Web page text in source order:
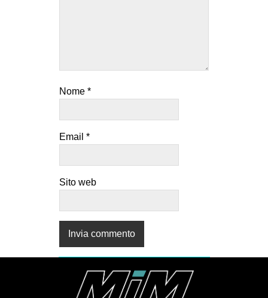
MUSICA
RECENSIONI
INTERNAZIONALE
AFRICA
ESTREMO ORIENTE
EUROPA
MEDIO ORIENTE
MONDO
Nome *
Email *
Sito web